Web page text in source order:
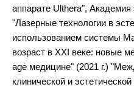
аппарате Ulthera", Академия
"Лазерные технологии в
использованием системы
возраст в XXI веке: новые
age медицине" (2021 г.)
клинической и